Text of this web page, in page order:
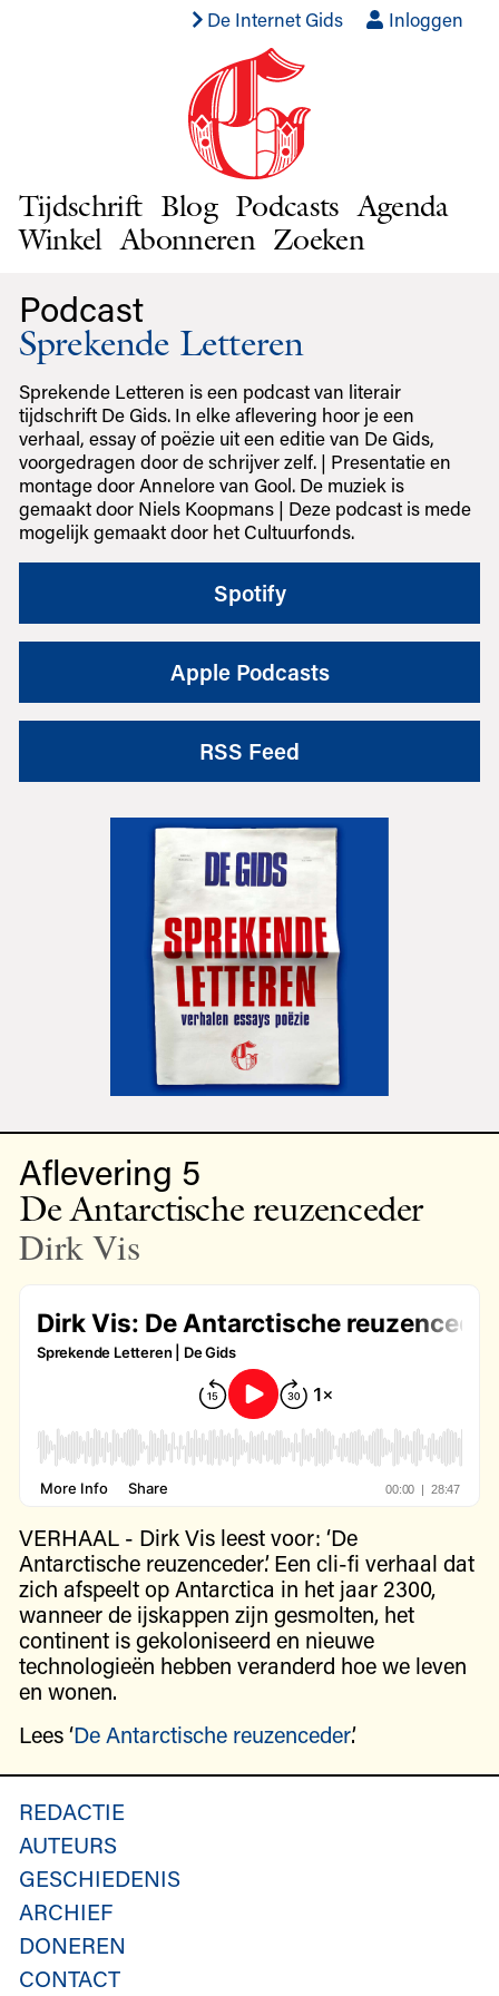
De Internet Gids Inloggen
Tijdschrift Blog Podcasts Agenda
Winkel Abonneren Zoeken
Podcast
Sprekende Letteren
Sprekende Letteren is een podcast van literair
tijdschrift De Gids. In elke aflevering hoor je een
verhaal, essay of poëzie uit een editie van De Gids,
voorgedragen door de schrijver zelf. | Presentatie en
montage door Annelore van Gool. De muziek is
gemaakt door Niels Koopmans | Deze podcast is mede
mogelijk gemaakt door het Cultuurfonds.
Spotify
Apple Podcasts
RSS Feed
Aflevering 5
De Antarctische reuzenceder
Dirk Vis
VERHAAL - Dirk Vis leest voor: ‘De
Antarctische reuzenceder’. Een cli-fi verhaal dat
zich afspeelt op Antarctica in het jaar 2300,
wanneer de ijskappen zijn gesmolten, het
continent is gekoloniseerd en nieuwe
technologieën hebben veranderd hoe we leven
en wonen.
Lees ‘De Antarctische reuzenceder’.
REDACTIE
AUTEURS
GESCHIEDENIS
ARCHIEF
DONEREN
CONTACT